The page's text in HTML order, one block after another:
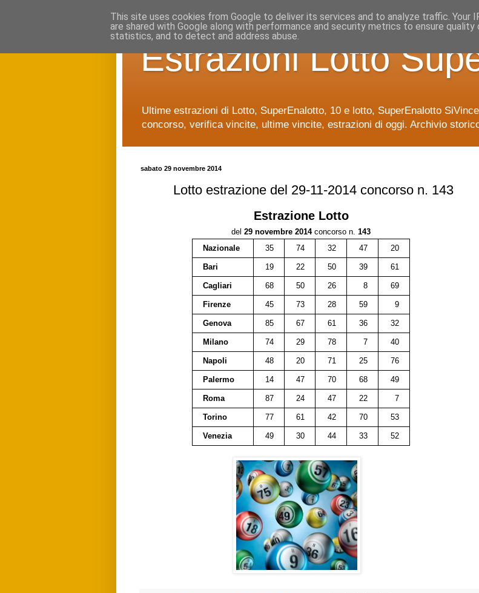
Estrazioni Lotto
Ultime estrazioni di Lotto, SuperEnalotto, 10 e lotto, SuperEnalotto
concorso, verifica vincite, ultime vincite, estrazioni di oggi. Archivio
sabato 29 novembre 2014
Lotto estrazione del 29-11-2014 concorso n. 143
Estrazione Lotto
del 29 novembre 2014concorso n. 143
Nazionale
35 74 32 47 20
Bari 19 22 50 39 61
Cagliari 68 50 26 8 69
Firenze 45 73 28 59 9
Genova 85 67 61 36 32
Milano 74 29 78 7 40
Napoli 48 20 71 25 76
Palermo 14 47 70 68 49
Roma 87 24 47 22 7
Torino 77 61 42 70 53
Venezia 49 30 44 33 52
This site uses cookies from Google to deliver its services and to analyze traffic. Your
are shared with Google along with performance and security metrics to ensure quality
statistics, and to detect and address abuse.